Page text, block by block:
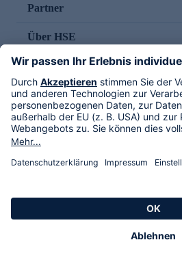
Partner
Über HSE
Im TV
HSE International